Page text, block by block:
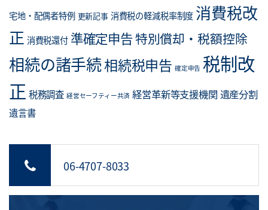
宅地・配偶者特例 更新記事 消費税の軽減税率制度 消費税改
正 消費税還付 準確定申告特別償却・税額控除
相続の諸手続相続税申告 確定申告 税制改
正 税務調査 経営セーフティー共済 経営革新等支援機関 遺産分割
遺言書
06-4707-8033